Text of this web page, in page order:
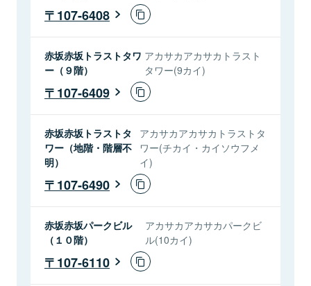
107-6408
赤坂赤坂トラストタワ
ー（９階）
アカサカアカサカトラスト
タワー(9カイ)
107-6409
赤坂赤坂トラストタ
ワー（地階・階層不
明）
アカサカアカサカトラストタ
ワー(チカイ・カイソウフメ
イ)
107-6490
赤坂赤坂パークビル
（１０階）
アカサカアカサカパークビ
ル(10カイ)
107-6110